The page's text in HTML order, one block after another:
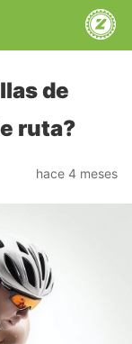
de
ruta?
hace 4 meses